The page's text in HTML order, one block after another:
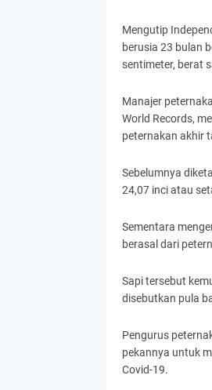
Mengutip
berusia 23 bulan
sentimeter, berat
Manajer
World Records,
peternakan akhir
Sebelumnya
24,07 inci atau
Sementara
berasal dari
Sapi tersebut
disebutkan pula
Pengurus
pekannya untuk
Covid-19.